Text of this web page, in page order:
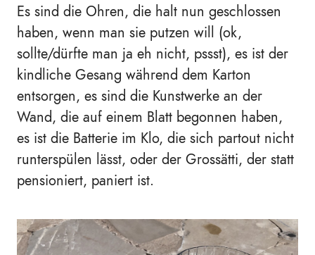
Es sind die Ohren, die halt nun geschlossen
haben, wenn man sie putzen will (ok,
sollte/dürfte man ja eh nicht, pssst), es ist der
kindliche Gesang während dem Karton
entsorgen, es sind die Kunstwerke an der
Wand, die auf einem Blatt begonnen haben,
es ist die Batterie im Klo, die sich partout nicht
runterspülen lässt, oder der Grossätti, der statt
pensioniert, paniert ist.